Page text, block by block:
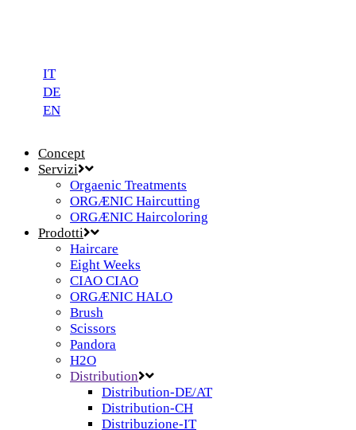
IT
DE
EN
Concept
Servizi
Orgaenic Treatments
ORGÆNIC Haircutting
ORGÆNIC Haircoloring
Prodotti
Haircare
Eight Weeks
CIAO CIAO
ORGÆNIC HALO
Brush
Scissors
Pandora
H2O
Distribution
Distribution-DE/AT
Distribution-CH
Distribuzione-IT